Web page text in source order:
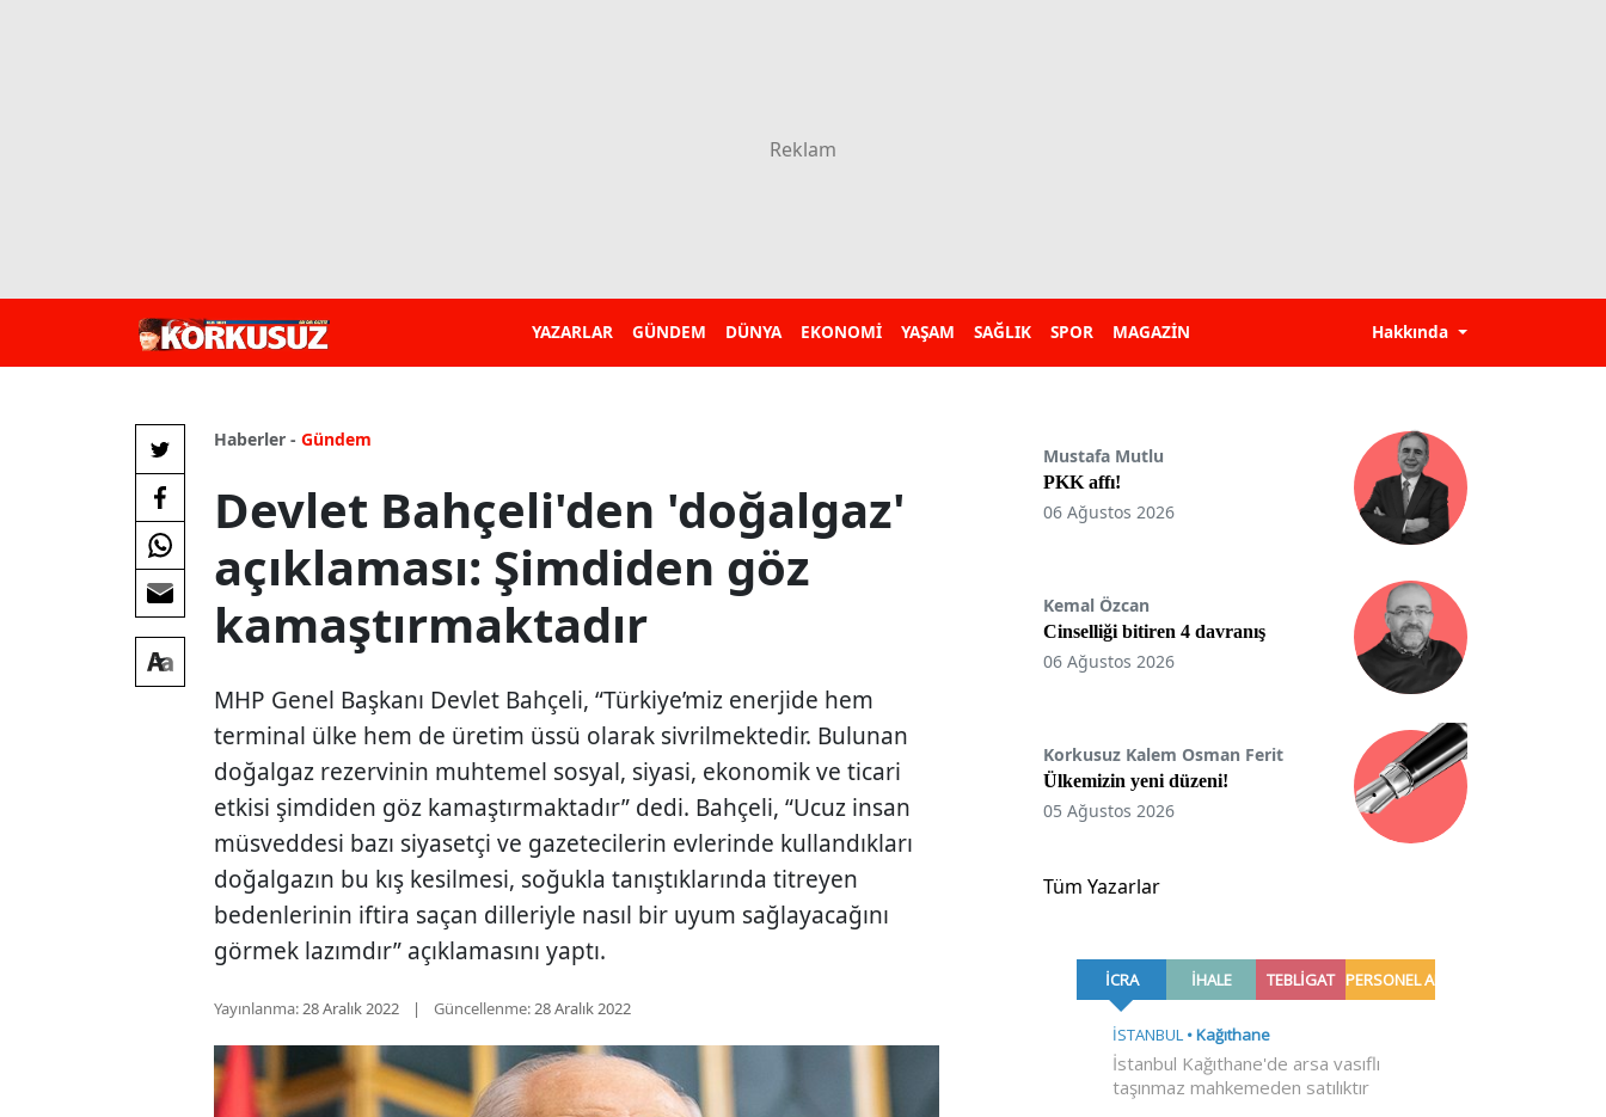
YAZARLAR GÜNDEM DÜNYA EKONOMİ YAŞAM SAĞLIK SPOR MAGAZİN Hakkında
Haberler - Gündem
Devlet Bahçeli'den 'doğalgaz'
açıklaması: Şimdiden göz
kamaştırmaktadır
MHP Genel Başkanı Devlet Bahçeli, “Türkiye’miz enerjide hem
terminal ülke hem de üretim üssü olarak sivrilmektedir. Bulunan
doğalgaz rezervinin muhtemel sosyal, siyasi, ekonomik ve ticari
etkisi şimdiden göz kamaştırmaktadır” dedi. Bahçeli, “Ucuz insan
müsveddesi bazı siyasetçi ve gazetecilerin evlerinde kullandıkları
doğalgazın bu kış kesilmesi, soğukla tanıştıklarında titreyen
bedenlerinin iftira saçan dilleriyle nasıl bir uyum sağlayacağını
görmek lazımdır” açıklamasını yaptı.
Yayınlanma:28 Aralık 2022 Güncellenme:28 Aralık 2022
Mustafa Mutlu
PKK affı!
06 Ağustos 2026
Kemal Özcan
Cinselliği bitiren 4 davranış
06 Ağustos 2026
Korkusuz Kalem Osman Ferit
Ülkemizin yeni düzeni!
05 Ağustos 2026
Tüm Yazarlar